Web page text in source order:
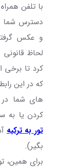
با تلفن
دسترس شما
و عکس
لحاظ
کرد تا برخی
که در این
های شما
کردن یا به
تور به ترکیه
بگیر).
برای همین،